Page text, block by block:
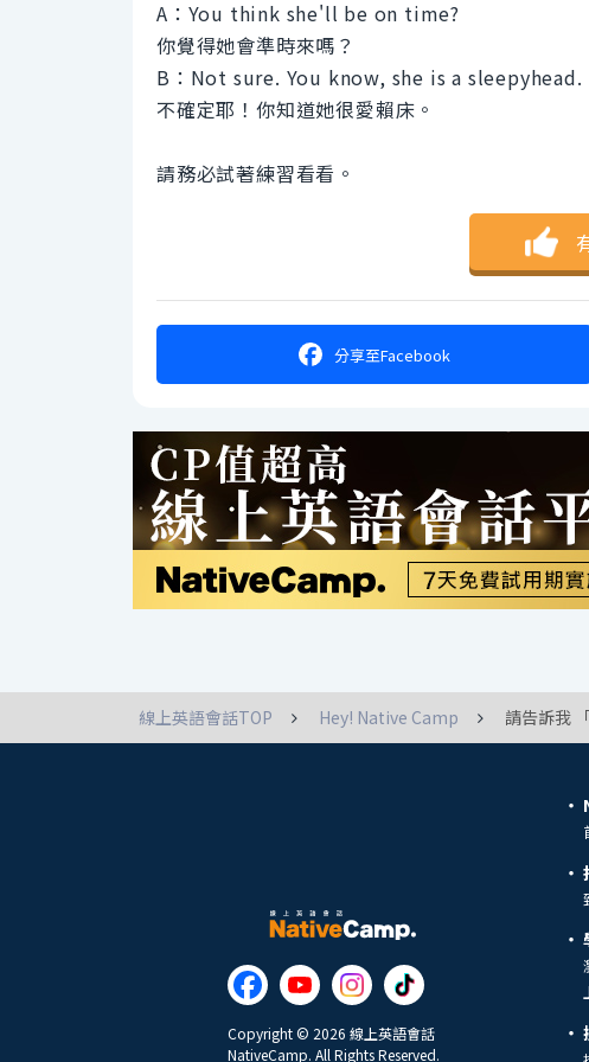
A：You think she'll be on time?
你覺得她會準時來嗎？
B：Not sure. You know, she is a sleepyhead.
不確定耶！你知道她很愛賴床。
請務必試著練習看看。
分享至Facebook
線上英語會話TOP Hey! Native Camp 請告訴我
Copyright © 2026 線上英語會話
NativeCamp. All Rights Reserved.